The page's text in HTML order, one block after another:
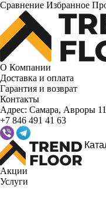
Сравнение Избранное
О Компании
Доставка и оплата
Гарантия и возврат
Контакты
Адрес: Самара, Авроры
+7 846 491 41 63
Акции
Услуги